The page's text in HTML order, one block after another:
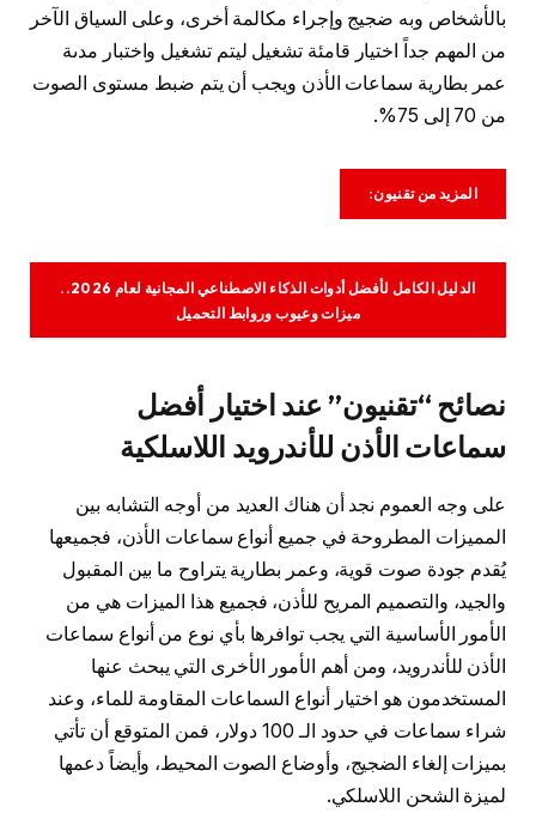
بالأشخاص وبه ضجيج وإجراء مكالمة أخرى، وعلى السياق الآخر
من المهم جداً اختيار قامئة تشغيل ليتم تشغيل واختبار مدىة
عمر بطارية سماعات الأذن ويجب أن يتم ضبط مستوى الصوت
من 70 إلى 75%.
المزيد من تقنيون:
الدليل الكامل لأفضل أدوات الذكاء الاصطناعي المجانية لعام 2026..
ميزات وعيوب وروابط التحميل
نصائح “تقنيون” عند اختيار أفضل
سماعات الأذن للأندرويد اللاسلكية
على وجه العموم نجد أن هناك العديد من أوجه التشابه بين
المميزات المطروحة في جميع أنواع سماعات الأذن، فجميعها
يُقدم جودة صوت قوية، وعمر بطارية يتراوح ما بين المقبول
والجيد، والتصميم المريح للأذن، فجميع هذا الميزات هي من
الأمور الأساسية التي يجب توافرها بأي نوع من أنواع سماعات
الأذن للأندرويد، ومن أهم الأمور الأخرى التي يبحث عنها
المستخدمون هو اختيار أنواع السماعات المقاومة للماء، وعند
شراء سماعات في حدود الـ 100 دولار، فمن المتوقع أن تأتي
بميزات إلغاء الضجيج، وأوضاع الصوت المحيط، وأيضاً دعمها
لميزة الشحن اللاسلكي.